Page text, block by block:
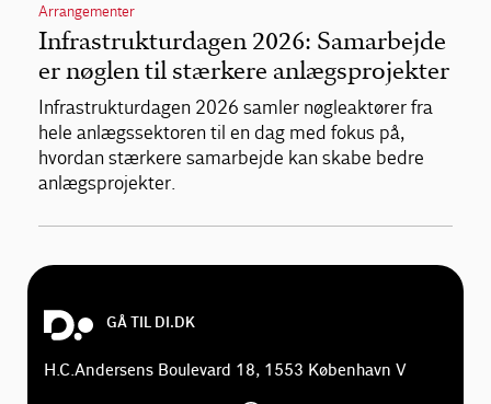
Arrangementer
Infrastrukturdagen 2026: Samarbejde
er nøglen til stærkere anlægsprojekter
Infrastrukturdagen 2026 samler nøgleaktører fra
hele anlægssektoren til en dag med fokus på,
hvordan stærkere samarbejde kan skabe bedre
anlægsprojekter.
GÅ TIL DI.DK
H.C.Andersens Boulevard 18, 1553 København V